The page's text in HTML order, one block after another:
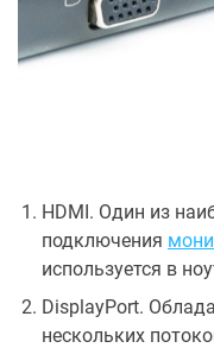
HDMI. Один из
подключения
используется в
DisplayPort.
нескольких